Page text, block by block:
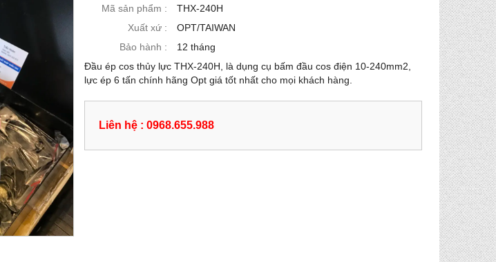
Mã sản phẩm :
THX-240H
Xuất xứ :
OPT/TAIWAN
Bảo hành :
12 tháng
Đầu ép cos thủy lực THX-240H, là dụng cụ bấm đầu cos điện 10-240mm2,
lực ép 6 tấn chính hãng Opt giá tốt nhất cho mọi khách hàng.
Liên hệ : 0968.655.988